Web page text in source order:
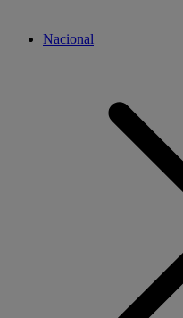
Nacional